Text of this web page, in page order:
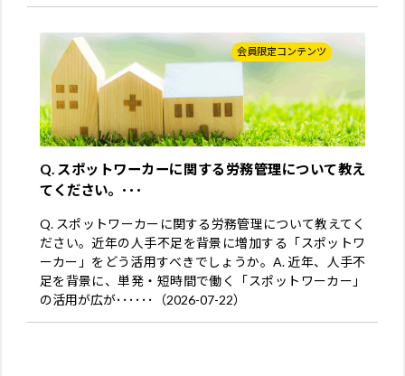
会員限定コンテンツ
Q. スポットワーカーに関する労務管理について教え
てください。･･･
Q. スポットワーカーに関する労務管理について教えてく
ださい。近年の人手不足を背景に増加する「スポットワ
ーカー」をどう活用すべきでしょうか。A. 近年、人手不
足を背景に、単発・短時間で働く「スポットワーカー」
の活用が広が･･････（2026-07-22）